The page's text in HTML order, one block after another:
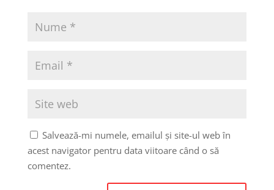
Salvează-mi numele, emailul și site-ul web în
acest navigator pentru data viitoare când o să
comentez.